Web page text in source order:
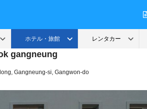
gangneung
Gangneung-si, Gangwon-do